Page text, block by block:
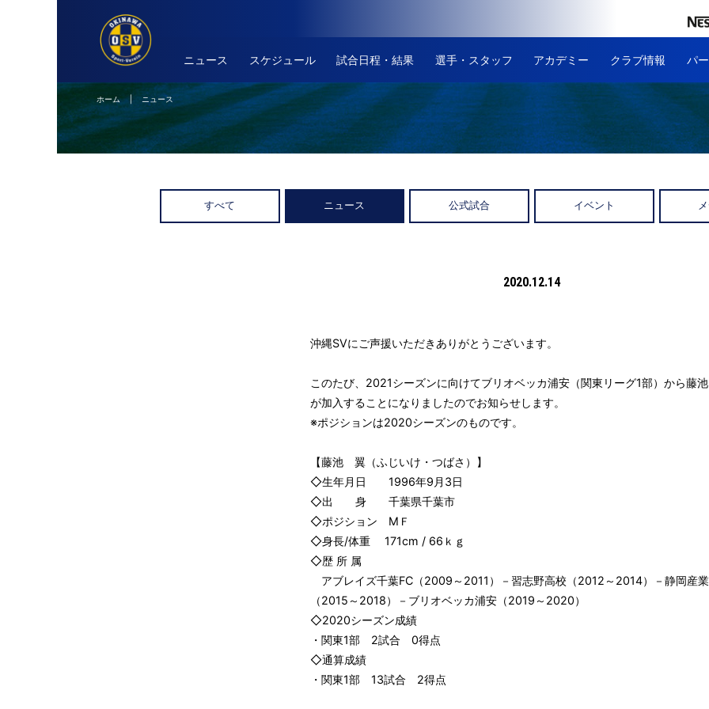
ニュース スケジュール 試合日程・結果 選手・スタッフ アカデミー クラブ情報 パ
ホーム| ニュース
すべて ニュース 公式試合 イベント
2020.12.14
沖縄SVにご声援いただきありがとうございます。
このたび、2021シーズンに向けてブリオベッカ浦安（関東リーグ1部）から藤
が加入することになりましたのでお知らせします。
※ポジションは2020シーズンのものです。
【藤池 翼（ふじいけ・つばさ）】
◇生年月日 1996年9月3日
◇出 身 千葉県千葉市
◇ポジション МＦ
◇身長/体重 171cm / 66ｋｇ
◇歴 所 属
アブレイズ千葉FC（2009～2011）－習志野高校（2012～2014）－静岡産
（2015～2018）－ブリオベッカ浦安（2019～2020）
◇2020シーズン成績
・関東1部 2試合 0得点
◇通算成績
・関東1部 13試合 2得点